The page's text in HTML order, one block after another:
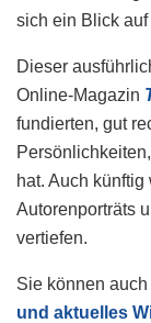
sich ein Blick
Dieser
Online-Magazin
fundierten, gut
hat. Auch künftig
Autorenporträts
vertiefen.
Sie können auch
und aktuelles